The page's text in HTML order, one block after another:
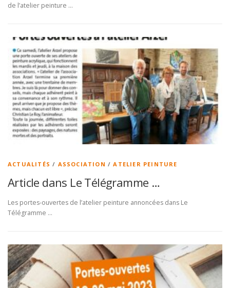
de l’atelier peinture …
ACTUALITÉS / ASSOCIATION /ATELIER PEINTURE
Article dans Le Télégramme …
Les portes-ouvertes de l’atelier peinture annoncées dans Le
Télégramme …